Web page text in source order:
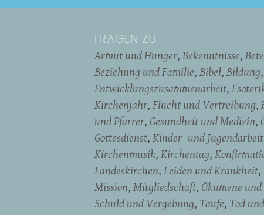
FRAGEN ZU
Armut und Hunger Bekenntnisse
Beziehung und Familie Bibel Bildung
Entwicklungszusammenarbeit
Kirchenjahr Flucht und Vertreibung
und Pfarrer Gesundheit und Medizin
Gottesdienst Kinder- und Jugendarbeit
Kirchenmusik Kirchentag
Landeskirchen Leiden und Krankheit
Mission Mitgliedschaft Ökumene
Schuld und Vergebung Taufe Tod